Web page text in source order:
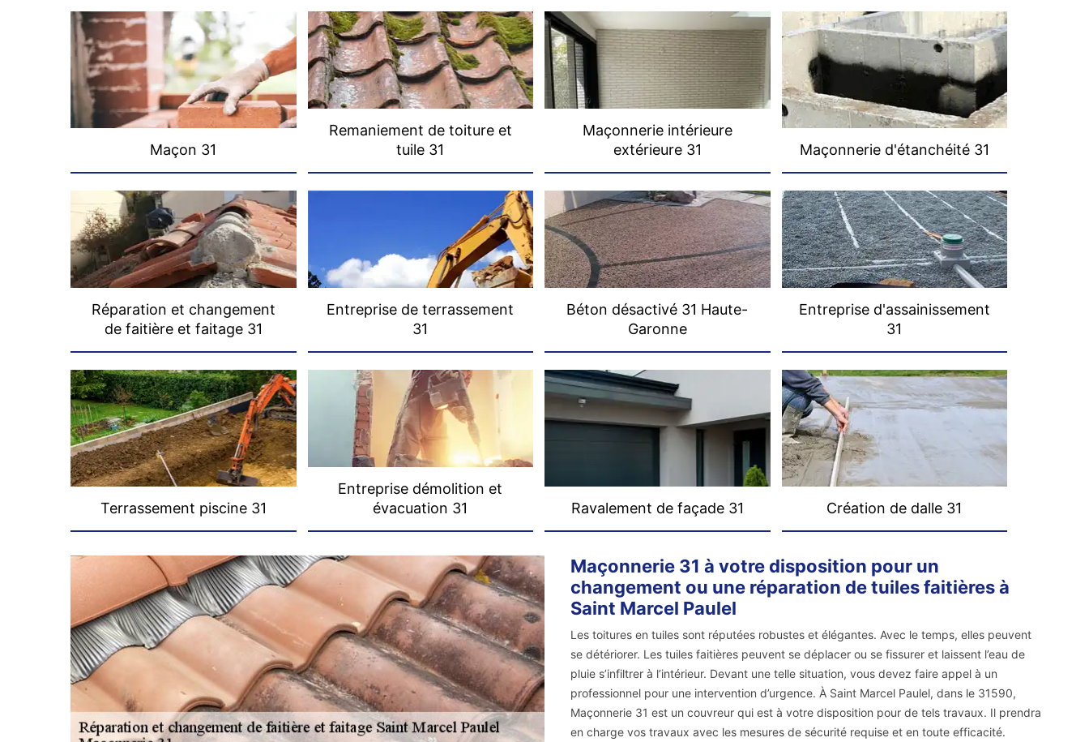
Maçon 31
Remaniement de toiture et
tuile 31
Maçonnerie intérieure
extérieure 31
Maçonnerie d'étanchéité 31
Réparation et changement
de faitière et faitage 31
Entreprise de terrassement
31
Béton désactivé 31 Haute-
Garonne
Entreprise d'assainissement
31
Terrassement piscine 31
Entreprise démolition et
évacuation 31
Ravalement de façade 31 Création de dalle 31
Maçonnerie 31 à votre disposition pour un
changement ou une réparation de tuiles faitières à
Saint Marcel Paulel
Les toitures en tuiles sont réputées robustes et élégantes. Avec le temps, elles peuvent
se détériorer. Les tuiles faitières peuvent se déplacer ou se fissurer et laissent l’eau de
pluie s’infiltrer à l’intérieur. Devant une telle situation, vous devez faire appel à un
professionnel pour une intervention d’urgence. À Saint Marcel Paulel, dans le 31590,
Maçonnerie 31 est un couvreur qui est à votre disposition pour de tels travaux. Il prendra
en charge vos travaux avec les mesures de sécurité requise et en toute efficacité.